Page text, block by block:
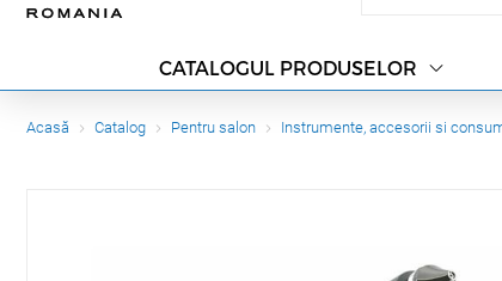
CATALOGUL PRODUSELOR
Acasă Catalog Pentru salon Instrumente, accesorii si